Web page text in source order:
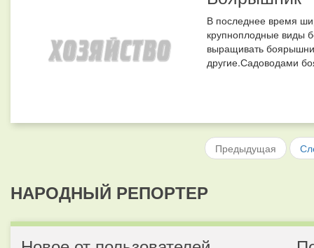
В последнее время
крупноплодные виды
выращивать
другие.Садоводами
Предыдущая
НАРОДНЫЙ РЕПОРТЕР